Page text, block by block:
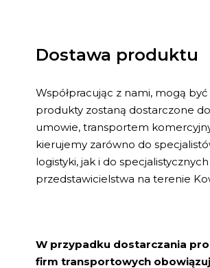
Dostawa produktu
Współpracując z nami, mogą
produkty zostaną dostarczone
umowie, transportem
kierujemy zarówno do
logistyki, jak i do
przedstawicielstwa na terenie
W przypadku dostarczania
firm transportowych